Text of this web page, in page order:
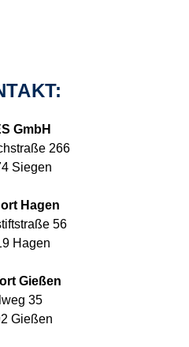
GmbH
266
Siegen
Hagen
56
Hagen
Gießen
35
Gießen